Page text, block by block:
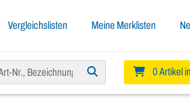
Vergleichslisten Meine Merklisten
0 Artikel